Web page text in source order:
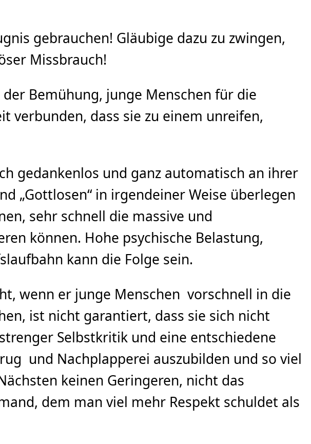
gebrauchen! Gläubige dazu zu zwingen,
Missbrauch!
Bemühung, junge Menschen für die
verbunden, dass sie zu einem unreifen,
gedankenlos und ganz automatisch an ihrer
„Gottlosen“ in irgendeiner Weise überlegen
sehr schnell die massive und
können. Hohe psychische Belastung,
kann die Folge sein.
wenn er junge Menschen vorschnell in die
ist nicht garantiert, dass sie sich nicht
Selbstkritik und eine entschiedene
und Nachplapperei auszubilden und so viel
keinen Geringeren, nicht das
dem man viel mehr Respekt schuldet als